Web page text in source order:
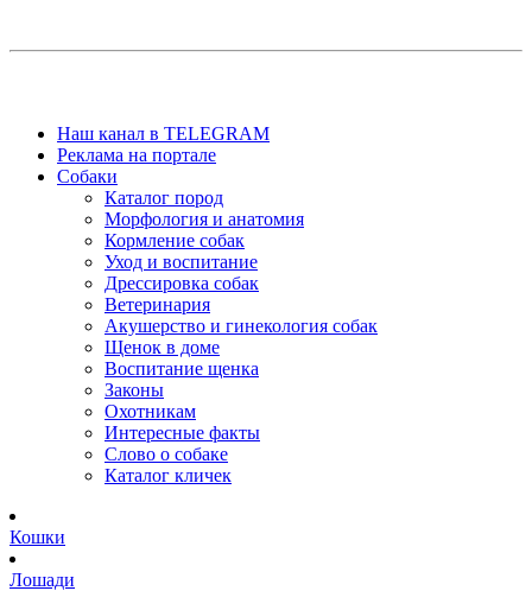
Наш канал в TELEGRAM
Реклама на портале
Собаки
Каталог пород
Морфология и анатомия
Кормление собак
Уход и воспитание
Дрессировка собак
Ветеринария
Акушерство и гинекология собак
Щенок в доме
Воспитание щенка
Законы
Охотникам
Интересные факты
Слово о собаке
Каталог кличек
Кошки
Лошади